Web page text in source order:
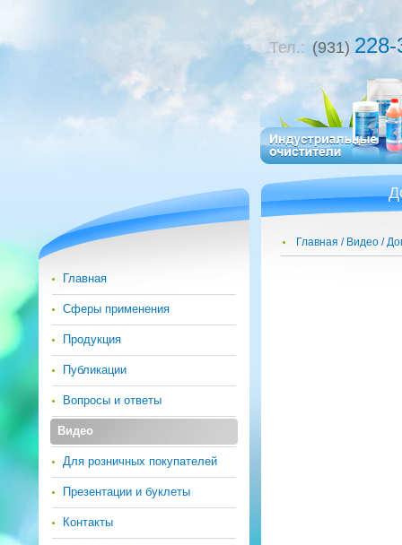
Тел.: (931)
Главная Видео
Главная
Сферы применения
Продукция
Публикации
Вопросы и ответы
Видео
Для розничных покупателей
Презентации и буклеты
Контакты